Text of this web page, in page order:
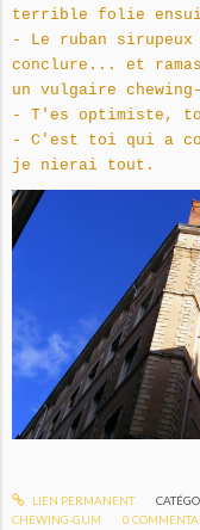
terrible folie
- Le ruban
conclure... et
un vulgaire
- T'es optimiste,
- C'est toi qui a
je nierai tout.
LIEN PERMANENT
CHEWING-GUM
0